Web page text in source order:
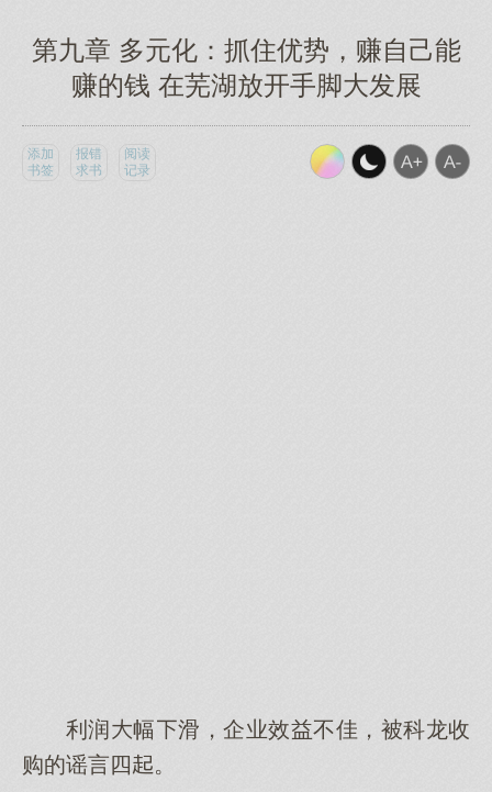
第九章 多元化：抓住优势，赚自己能
赚的钱 在芜湖放开手脚大发展
添加
书签
报错
求书
阅读
记录
利润幅滑，企业效益不佳，被科龙收
购的谣言四。